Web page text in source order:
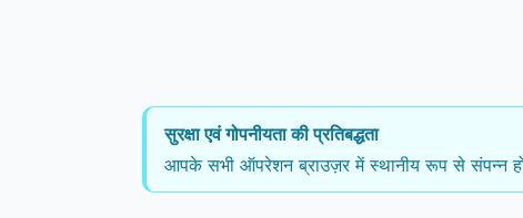
सुरक्षा एवं गोपनीयता की प्रतिबद्धता
आपके सभी ऑपरेशन ब्राउज़र में स्थानीय रूप से संपन्न